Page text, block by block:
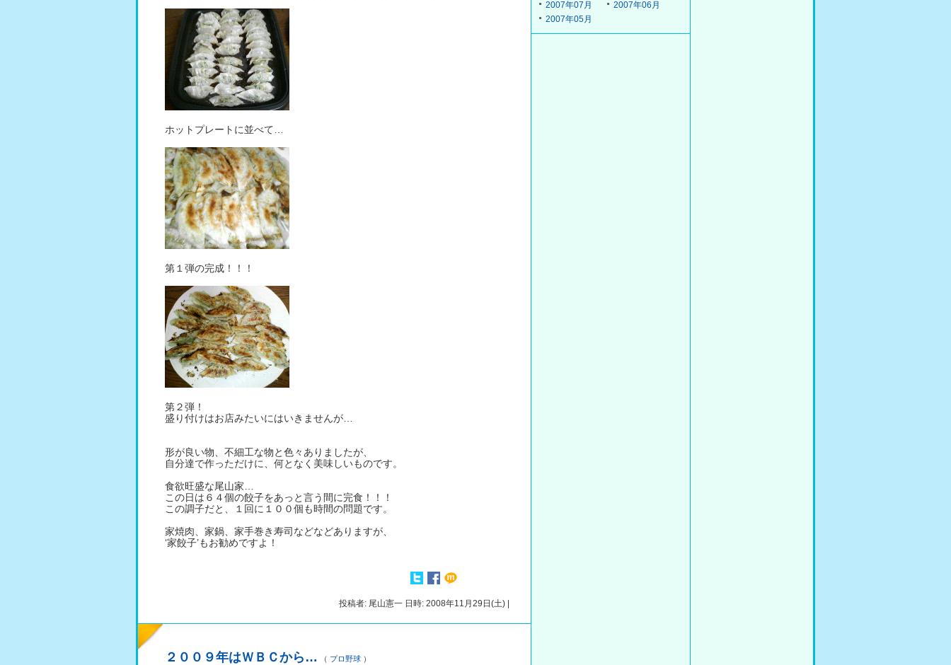
ホットプレートに並べて…
第１弾の完成！！！
第２弾！
盛り付けはお店みたいにはいきませんが…
形が良い物、不細工な物と色々ありましたが、
自分達で作っただけに、何となく美味しいものです。
食欲旺盛な尾山家…
この日は６４個の餃子をあっと言う間に完食！！！
この調子だと、１回に１００個も時間の問題です。
家焼肉、家鍋、家手巻き寿司などなどありますが、
‘家餃子’もお勧めですよ！
投稿者: 尾山憲一 日時: 2008年11月29日(土) |
２００９年はＷＢＣから… （ プロ野球 ）
2007年07月
2007年06月
2007年05月